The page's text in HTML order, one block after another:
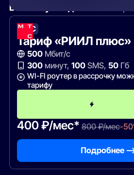
Вам могут подойти
МТС
Тариф «РИИЛ плюс»
500Мбит/с
300минут, 100SMS, 50Гб
WI-FI роутер в рассрочку
тарифу
400 ₽/мес* 800 ₽/мес-
Подробнее